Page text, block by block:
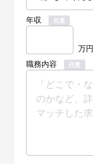
年収 任意
万円
職務内容
任意